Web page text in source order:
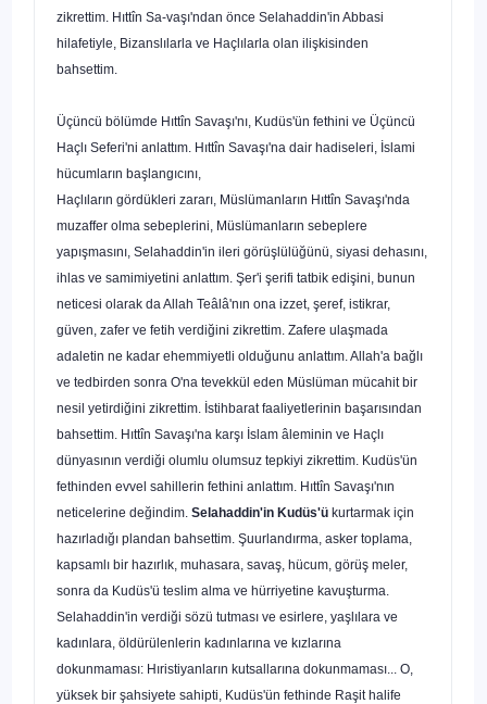
zikrettim. Hıttîn Sa-vaşı'ndan önce Selahaddin'in Abbasi
hilafetiyle, Bizanslılarla ve Haçlılarla olan iliş­kisinden
bahsettim.
Üçüncü bölümde Hıttîn Savaşı'nı, Kudüs'ün fethini ve Üçüncü
Haçlı Seferi'ni anlattım. Hıttîn Savaşı'na dair hadiseleri, İslami
hücumların başlangıcını,
Haçlıla­rın gördükleri zararı, Müslümanların Hıttîn Savaşı'nda
muzaffer olma sebeplerini, Müslümanların sebeplere
yapışmasını, Selahaddin'in ileri görüşlülüğünü, siyasi de­hasını,
ihlas ve samimiyetini anlattım. Şer'i şerifi tatbik edişini, bunun
neticesi ola­rak da Allah Teâlâ'nın ona izzet, şeref, istikrar,
güven, zafer ve fetih verdiğini zikret­tim. Zafere ulaşmada
adaletin ne kadar ehemmiyetli olduğunu anlattım. Allah'a bağlı
ve tedbirden sonra O'na tevekkül eden Müslüman mücahit bir
nesil yetirdiği­ni zikrettim. İstihbarat faaliyetlerinin başarısından
bahsettim. Hıttîn Savaşı'na karşı İslam âleminin ve Haçlı
dünyasının verdiği olumlu olumsuz tepkiyi zikrettim. Ku­düs'ün
fethinden evvel sahillerin fethini anlattım. Hıttîn Savaşı'nın
neticelerine de­ğindim. Selahaddin'in Kudüs'ü kurtarmak için
hazırladığı plandan bahsettim. Şuurlandırma, asker toplama,
kapsamlı bir hazırlık, muhasara, savaş, hücum, görüş meler,
sonra da Kudüs'ü teslim alma ve hürriyetine kavuşturma.
Selahaddin'in ver­diği sözü tutması ve esirlere, yaşlılara ve
kadınlara, öldürülenlerin kadınlarına ve kızlarına
dokunmaması: Hıristiyanların kutsallarına dokunmaması... O,
yüksek bir şahsiyete sahipti, Kudüs'ün fethinde Raşit halife